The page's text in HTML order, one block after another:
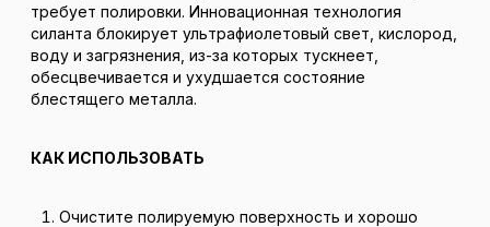
требует полировки. Инновационная технология
силанта блокирует ультрафиолетовый свет, кислород,
воду и загрязнения, из-за которых тускнеет,
обесцвечивается и ухудшается состояние
блестящего металла.
КАК ИСПОЛЬЗОВАТЬ
Очистите полируемую поверхность и хорошо